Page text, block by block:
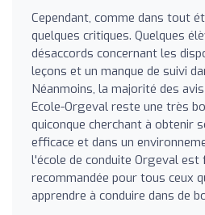
Cependant, comme dans tout
quelques critiques. Quelques
désaccords concernant les
leçons et un manque de suivi
Néanmoins, la majorité des
Ecole-Orgeval reste une très
quiconque cherchant à obtenir
efficace et dans un
l'école de conduite Orgeval
recommandée pour tous ceux
apprendre à conduire dans de